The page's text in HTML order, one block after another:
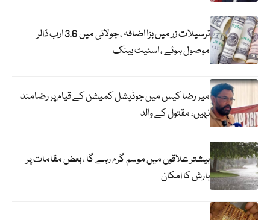
ترسیلات زر میں بڑا اضافہ ، جولائی میں 3.6 ارب ڈالر
موصول ہوئے ، اسٹیٹ بینک
میر رضا کیس میں جوڈیشل کمیشن کے قیام پر رضامند
نہیں، مقتول کے والد
بیشتر علاقوں میں موسم گرم رہے گا ، بعض مقامات پر
بارش کا امکان